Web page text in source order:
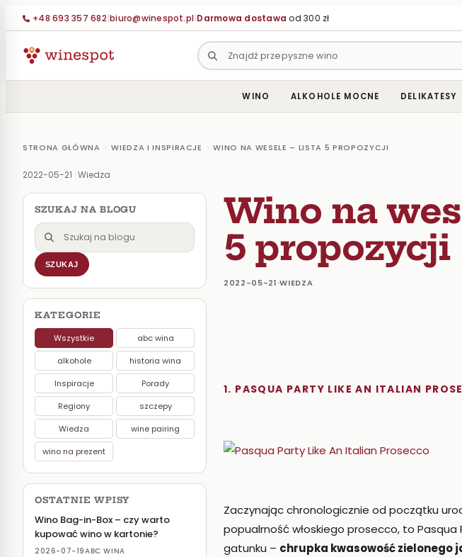
+48 693 357 682|biuro@winespot.pl|Darmowa dostawa od 300 zł
WINO ALKOHOLE MOCNE DELIKATESY
STRONA GŁÓWNA › WIEDZA I INSPIRACJE › WINO NA WESELE – LISTA 5 PROPOZYCJI
2022-05-21 ·Wiedza
SZUKAJ NA BLOGU
Szukaj
na
blogu
SZUKAJ
KATEGORIE
Wszystkie
abc wina
alkohole
historia wina
Inspiracje
Porady
Regiony
szczepy
Wiedza
wine pairing
wino na prezent
OSTATNIE WPISY
Wino Bag-in-Box – czy warto
kupować wino w kartonie?
2026-07-19ABC WINA
Wino na
5 propozycji
2022-05-21·WIEDZA
1. PASQUA PARTY LIKE AN ITALIAN
Zaczynając chronologicznie od początku
popualrność włoskiego prosecco, to Pasqua
gatunku – chrupka kwasowość zielonego